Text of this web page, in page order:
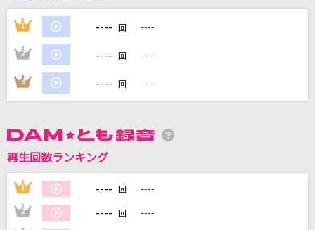
[生音]Hello,Again～昔からある場所～
MY LITTLE LOVER
わたし
SixTONES
いよわ feat.足立レイ
[生音]雪月花
ヤングスキニー
1 ---- 回 ----
2 ---- 回 ----
3 ---- 回 ----
再生回数ランキング
1 ---- 回 ----
2 ---- 回 ----